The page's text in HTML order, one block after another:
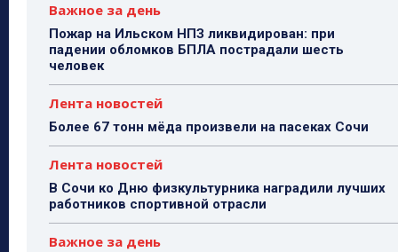
Важное за день
Пожар на Ильском НПЗ ликвидирован: при
падении обломков БПЛА пострадали шесть
человек
Лента новостей
Более 67 тонн мёда произвели на пасеках Сочи
Лента новостей
В Сочи ко Дню физкультурника наградили лучших
работников спортивной отрасли
Важное за день